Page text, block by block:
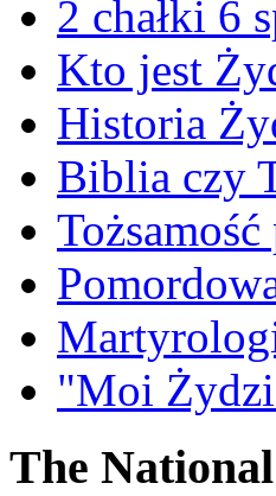
2 chałki 6
Kto jest
Historia
Biblia czy
"Moi
The